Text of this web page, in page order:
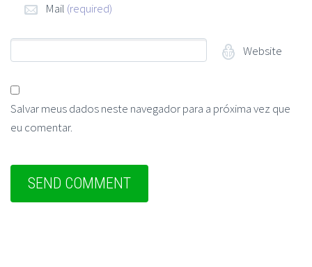
Mail (required)
Website
Salvar meus dados neste navegador para a próxima vez que
eu comentar.